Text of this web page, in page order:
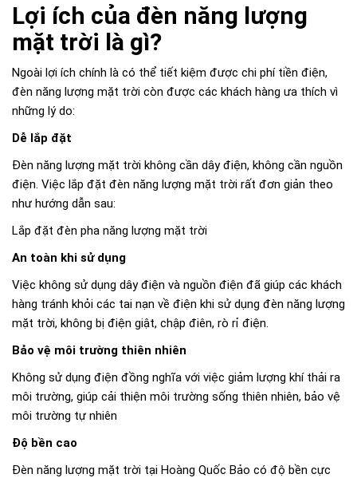
Lợi ích của đèn năng lượng
mặt trời là gì?
Ngoài lợi ích chính là có thể tiết kiệm được chi phí tiền điện,
đèn năng lượng mặt trời còn được các khách hàng ưa thích vì
những lý do:
Dễ lắp đặt
Đèn năng lượng mặt trời không cần dây điện, không cần nguồn
điện. Việc lắp đặt đèn năng lượng mặt trời rất đơn giản theo
như hướng dẫn sau:
Lắp đặt đèn pha năng lượng mặt trời
An toàn khi sử dụng
Việc không sử dụng dây điện và nguồn điện đã giúp các khách
hàng tránh khỏi các tai nạn về điện khi sử dụng đèn năng lượng
mặt trời, không bị điện giật, chập điên, rò rỉ điện.
Bảo vệ môi trường thiên nhiên
Không sử dụng điện đồng nghĩa với việc giảm lượng khí thải ra
môi trường, giúp cải thiện môi trường sống thiên nhiên, bảo vệ
môi trường tự nhiên
Độ bền cao
Đèn năng lượng mặt trời tại Hoàng Quốc Bảo có độ bền cực